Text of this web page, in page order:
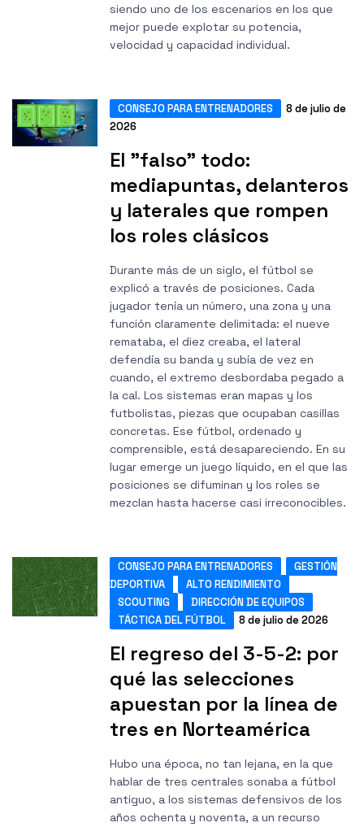
siendo uno de los escenarios en los que
mejor puede explotar su potencia,
velocidad y capacidad individual.
CONSEJO PARA ENTRENADORES
8 de julio de
2026
El "falso" todo:
mediapuntas, delanteros
y laterales que rompen
los roles clásicos
Durante más de un siglo, el fútbol se
explicó a través de posiciones. Cada
jugador tenía un número, una zona y una
función claramente delimitada: el nueve
remataba, el diez creaba, el lateral
defendía su banda y subía de vez en
cuando, el extremo desbordaba pegado a
la cal. Los sistemas eran mapas y los
futbolistas, piezas que ocupaban casillas
concretas. Ese fútbol, ordenado y
comprensible, está desapareciendo. En su
lugar emerge un juego líquido, en el que las
posiciones se difuminan y los roles se
mezclan hasta hacerse casi irreconocibles.
CONSEJO PARA ENTRENADORES
GESTIÓN
DEPORTIVA
ALTO RENDIMIENTO
SCOUTING
DIRECCIÓN DE EQUIPOS
TÁCTICA DEL FÚTBOL
8 de julio de 2026
El regreso del 3-5-2: por
qué las selecciones
apuestan por la línea de
tres en Norteamérica
Hubo una época, no tan lejana, en la que
hablar de tres centrales sonaba a fútbol
antiguo, a los sistemas defensivos de los
años ochenta y noventa, a un recurso